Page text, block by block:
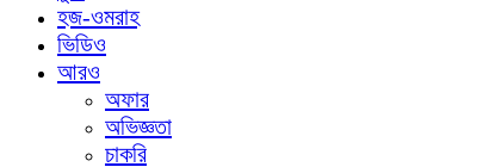
হজ-ওমরাহ
ভিডিও
আরও
অফার
অভিজ্ঞতা
চাকরি